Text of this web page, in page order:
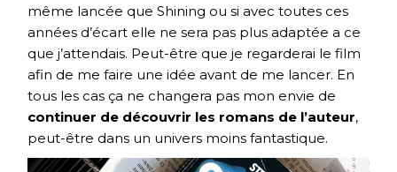
même lancée que Shining ou si avec toutes ces
années d’écart elle ne sera pas plus adaptée a ce
que j’attendais. Peut-être que je regarderai le film
afin de me faire une idée avant de me lancer. En
tous les cas ça ne changera pas mon envie de
continuer de découvrir les romans de l’auteur,
peut-être dans un univers moins fantastique.